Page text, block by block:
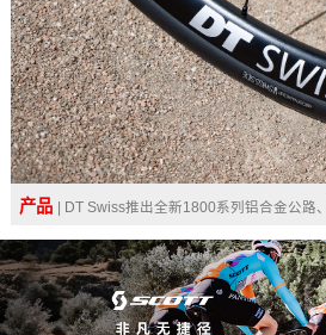
产品 | DT Swiss推出全新1800系列铝合金公路